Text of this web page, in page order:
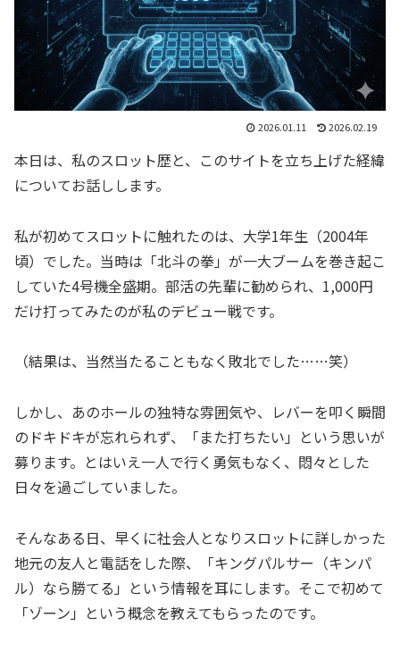
2026.01.11 2026.02.19
本日は、私のスロット歴と、このサイトを立ち上げた経緯
についてお話しします。
​私が初めてスロットに触れたのは、大学1年生（2004年
頃）でした。当時は「北斗の拳」が一大ブームを巻き起こ
していた4号機全盛期。部活の先輩に勧められ、1,000円
だけ打ってみたのが私のデビュー戦です。
（結果は、当然当たることもなく敗北でした……笑）
​しかし、あのホールの独特な雰囲気や、レバーを叩く瞬間
のドキドキが忘れられず、「また打ちたい」という思いが
募ります。とはいえ一人で行く勇気もなく、悶々とした
日々を過ごしていました。
​そんなある日、早くに社会人となりスロットに詳しかった
地元の友人と電話をした際、「キングパルサー（キンパ
ル）なら勝てる」という情報を耳にします。そこで初めて
「ゾーン」という概念を教えてもらったのです。